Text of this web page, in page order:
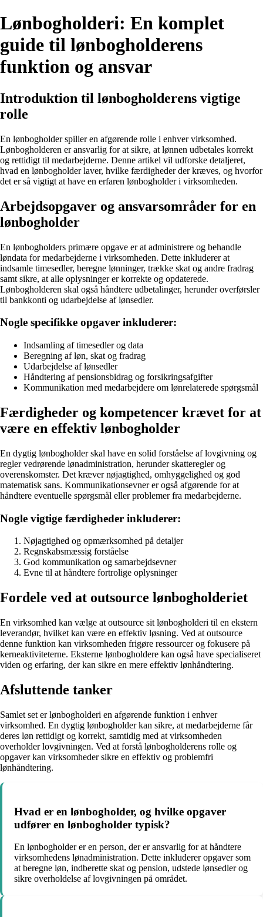
Lønbogholderi: En komplet
guide til lønbogholderens
funktion og ansvar
Introduktion til lønbogholderens vigtige
rolle
En lønbogholder spiller en afgørende rolle i enhver virksomhed.
Lønbogholderen er ansvarlig for at sikre, at lønnen udbetales korrekt
og rettidigt til medarbejderne. Denne artikel vil udforske detaljeret,
hvad en lønbogholder laver, hvilke færdigheder der kræves, og hvorfor
det er så vigtigt at have en erfaren lønbogholder i virksomheden.
Arbejdsopgaver og ansvarsområder for en
lønbogholder
En lønbogholders primære opgave er at administrere og behandle
løndata for medarbejderne i virksomheden. Dette inkluderer at
indsamle timesedler, beregne lønninger, trække skat og andre fradrag
samt sikre, at alle oplysninger er korrekte og opdaterede.
Lønbogholderen skal også håndtere udbetalinger, herunder overførsler
til bankkonti og udarbejdelse af lønsedler.
Nogle specifikke opgaver inkluderer:
Indsamling af timesedler og data
Beregning af løn, skat og fradrag
Udarbejdelse af lønsedler
Håndtering af pensionsbidrag og forsikringsafgifter
Kommunikation med medarbejdere om lønrelaterede spørgsmål
Færdigheder og kompetencer krævet for at
være en effektiv lønbogholder
En dygtig lønbogholder skal have en solid forståelse af lovgivning og
regler vedrørende lønadministration, herunder skatteregler og
overenskomster. Det kræver nøjagtighed, omhyggelighed og god
matematisk sans. Kommunikationsevner er også afgørende for at
håndtere eventuelle spørgsmål eller problemer fra medarbejderne.
Nogle vigtige færdigheder inkluderer:
Nøjagtighed og opmærksomhed på detaljer
Regnskabsmæssig forståelse
God kommunikation og samarbejdsevner
Evne til at håndtere fortrolige oplysninger
Fordele ved at outsource lønbogholderiet
En virksomhed kan vælge at outsource sit lønbogholderi til en ekstern
leverandør, hvilket kan være en effektiv løsning. Ved at outsource
denne funktion kan virksomheden frigøre ressourcer og fokusere på
kerneaktiviteterne. Eksterne lønbogholdere kan også have specialiseret
viden og erfaring, der kan sikre en mere effektiv lønhåndtering.
Afsluttende tanker
Samlet set er lønbogholderi en afgørende funktion i enhver
virksomhed. En dygtig lønbogholder kan sikre, at medarbejderne får
deres løn rettidigt og korrekt, samtidig med at virksomheden
overholder lovgivningen. Ved at forstå lønbogholderens rolle og
opgaver kan virksomheder sikre en effektiv og problemfri
lønhåndtering.
Hvad er en lønbogholder, og hvilke opgaver
udfører en lønbogholder typisk?
En lønbogholder er en person, der er ansvarlig for at håndtere
virksomhedens lønadministration. Dette inkluderer opgaver som
at beregne løn, indberette skat og pension, udstede lønsedler og
sikre overholdelse af lovgivningen på området.